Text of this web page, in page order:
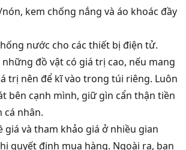
kem chống nắng và áo khoác đầy
nước cho các thiết bị điện tử.
những đồ vật có giá trị cao, nếu mang
trị nên để kĩ vào trong túi riêng. Luôn
bên cạnh mình, giữ gìn cẩn thận tiền
cá nhân.
giá và tham khảo giá ở nhiều gian
quyết định mua hàng. Ngoài ra, bạn